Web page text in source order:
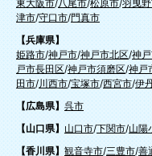
東大阪市/八尾市/松原市/羽曳
津市/守口市/門真市
【兵庫県】
姫路市/神戸市/神戸市北区/神
戸市長田区/神戸市須磨区/神戸
田市/川西市/宝塚市/西宮市/伊
【広島県】 呉市
【山口県】 山口市/下関市/山陽
【香川県】 観音寺市/三豊市/善